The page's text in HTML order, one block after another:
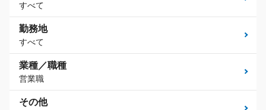
すべて
勤務地
すべて
業種／職種
営業職
その他